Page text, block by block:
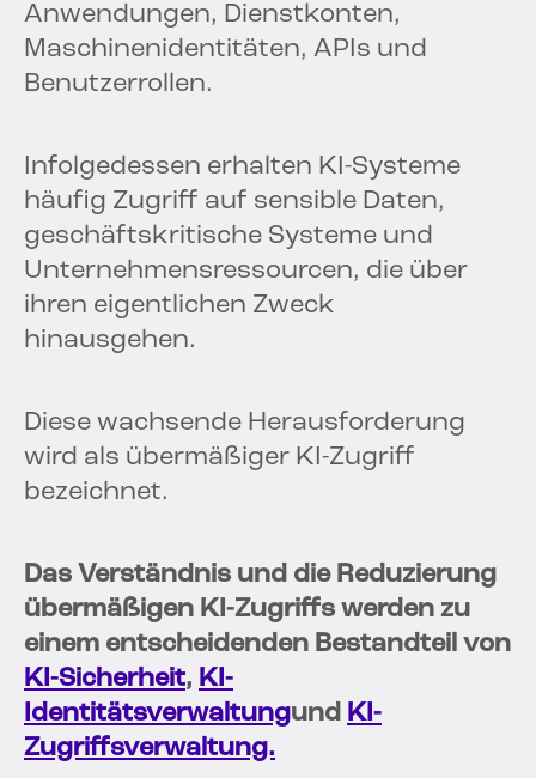
Anwendungen, Dienstkonten,
Maschinenidentitäten, APIs und
Benutzerrollen.
Infolgedessen erhalten KI-Systeme
häufig Zugriff auf sensible Daten,
geschäftskritische Systeme und
Unternehmensressourcen, die über
ihren eigentlichen Zweck
hinausgehen.
Diese wachsende Herausforderung
wird als übermäßiger KI-Zugriff
bezeichnet.
Das Verständnis und die Reduzierung
übermäßigen KI-Zugriffs werden zu
einem entscheidenden Bestandteil von
KI-Sicherheit, KI-
Identitätsverwaltungund KI-
Zugriffsverwaltung.